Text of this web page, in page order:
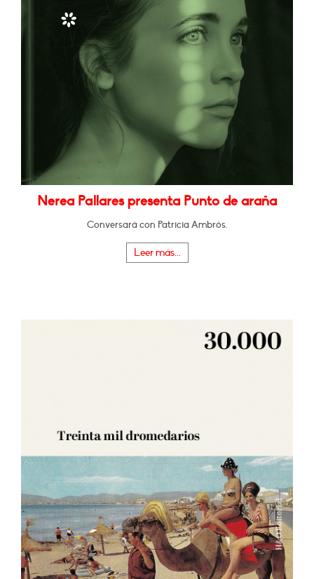
Nerea Pallares presenta Punto de araña
Conversará con Patricia Ambrós.
Leer más...